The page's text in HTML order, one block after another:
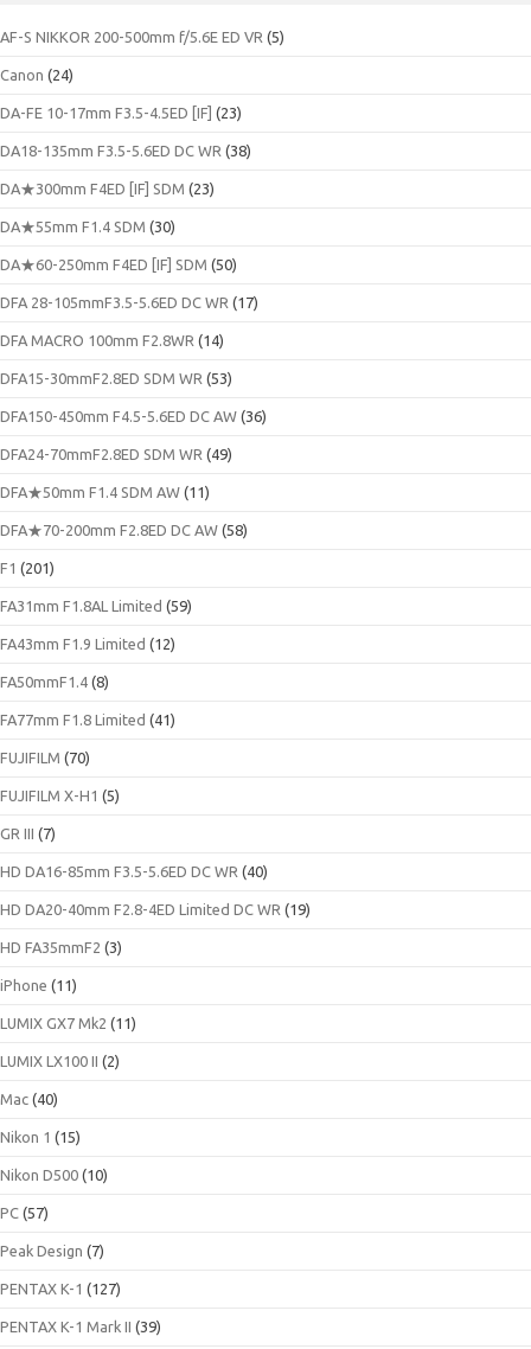
AF-S NIKKOR 200-500mm f/5.6E ED VR (5)
Canon (24)
DA-FE 10-17mm F3.5-4.5ED [IF] (23)
DA18-135mm F3.5-5.6ED DC WR (38)
DA★300mm F4ED [IF] SDM (23)
DA★55mm F1.4 SDM (30)
DA★60-250mm F4ED [IF] SDM (50)
DFA 28-105mmF3.5-5.6ED DC WR (17)
DFA MACRO 100mm F2.8WR (14)
DFA15-30mmF2.8ED SDM WR (53)
DFA150-450mm F4.5-5.6ED DC AW (36)
DFA24-70mmF2.8ED SDM WR (49)
DFA★50mm F1.4 SDM AW (11)
DFA★70-200mm F2.8ED DC AW (58)
F1 (201)
FA31mm F1.8AL Limited (59)
FA43mm F1.9 Limited (12)
FA50mmF1.4 (8)
FA77mm F1.8 Limited (41)
FUJIFILM (70)
FUJIFILM X-H1 (5)
GR III (7)
HD DA16-85mm F3.5-5.6ED DC WR (40)
HD DA20-40mm F2.8-4ED Limited DC WR (19)
HD FA35mmF2 (3)
iPhone (11)
LUMIX GX7 Mk2 (11)
LUMIX LX100 II (2)
Mac (40)
Nikon 1 (15)
Nikon D500 (10)
PC (57)
Peak Design (7)
PENTAX K-1 (127)
PENTAX K-1 Mark II (39)